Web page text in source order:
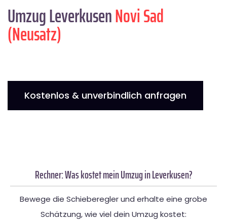
Umzug LeverkusenNovi Sad
(Neusatz)
Kostenlos & unverbindlich anfragen
Rechner: Was kostet mein Umzug in Leverkusen?
Bewege die Schieberegler und erhalte eine grobe
Schätzung, wie viel dein Umzug kostet: